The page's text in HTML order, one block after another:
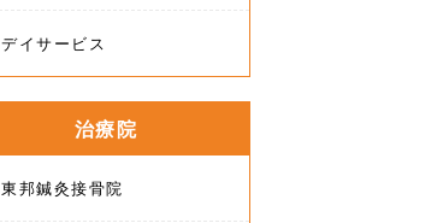
デイサービス
治療院
東邦鍼灸接骨院